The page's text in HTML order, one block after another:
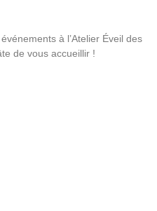
à l’Atelier Éveil des
de vous accueillir !